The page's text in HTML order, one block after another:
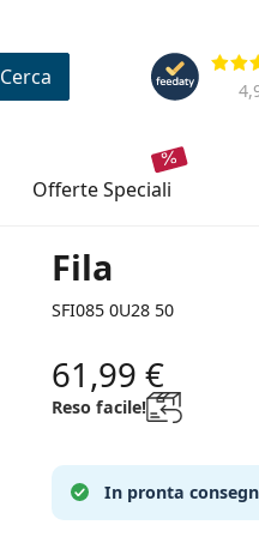
Valutazione
Cerca
offerte speciali
Fila
SFI085 0U28 50
61,99 €
Reso facile!
In pronta